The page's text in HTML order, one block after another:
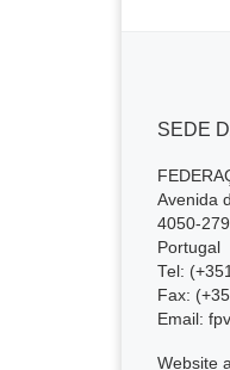
SEDE
Avenida
4050-
Portugal
Tel:
Fax:
Email:
Website